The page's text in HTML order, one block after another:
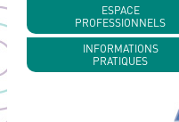
ESPACE
PROFESSIONNELS
INFORMATIONS
PRATIQUES